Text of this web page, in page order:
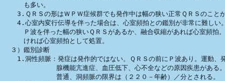
も多い。
3.ＱＲＳの形はＷＰＷ症候群でも発作中は幅の狭い正常ＱＲＳのこと
4.心室内変行伝導を伴った場合は、心室頻拍との鑑別が非常に難しい
Ｐ波を伴った幅の狭いＱＲＳがあるか、融合収縮があれば心室頻拍
ければ心室頻拍として処置。
３）鑑別診断
1.洞性頻脈：発症は発作的ではない。ＱＲＳの前にＰ波あり。運動、
腺機能亢進症、血圧低下、心不全などの原因疾患がある
普通、洞頻脈の限界は（２２０－年齢）／分とされる。